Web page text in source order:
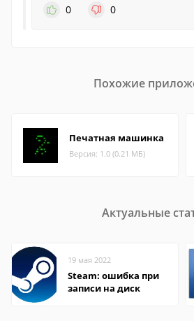
0
0
Похожие
Печатная машинка
Версия: 1.0 (0.21 МБ)
Актуальные
19 мая 2022
Steam: ошибка при
записи на диск